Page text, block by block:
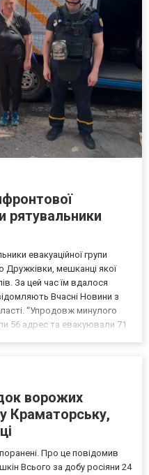
рятувальники
евакуаційної групи
Дружківки, мешканці якої
За цей час їм вдалося
Вчасні Новини з
“Упродовж минулого
56 адрес та евакуювали 71
ворожих
Краматорську,
Про це повідомив
Всього за добу росіяни 24